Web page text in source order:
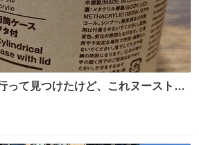
って見つけたけど、これヌーストの